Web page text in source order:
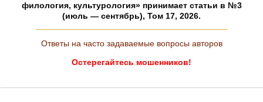
филология, культурология» принимает статьи в №3
(июль — сентябрь), Том 17, 2026.
Ответы на часто задаваемые вопросы авторов
Остерегайтесь мошенников!